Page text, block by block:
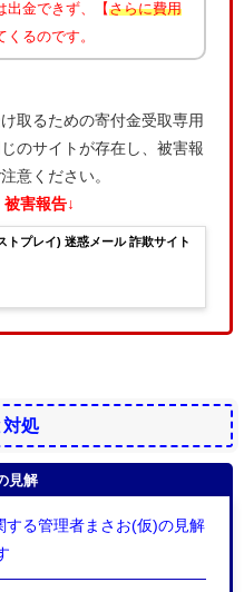
出金できず、【さらに費用
くるのです。
取るための寄付金受取専用
のサイトが存在し、被害報
意ください。
害報告↓
トプレイ) 迷惑メール 詐欺サイト
対処
見解
する管理者まさお(仮)の見解